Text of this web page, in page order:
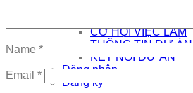
CƠ HỘI VIỆC LÀM
THÔNG TIN DỰ ÁN
KẾT NỐI DỰ ÁN
Đăng nhập
Đăng ký
Name *
Email *